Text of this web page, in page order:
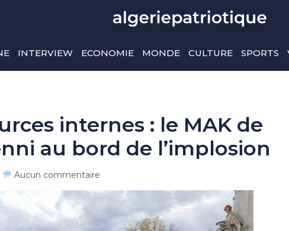
INTERVIEW ECONOMIE MONDE CULTURE SPORTS
internes : le MAK de
au bord de l’implosion
Aucun commentaire